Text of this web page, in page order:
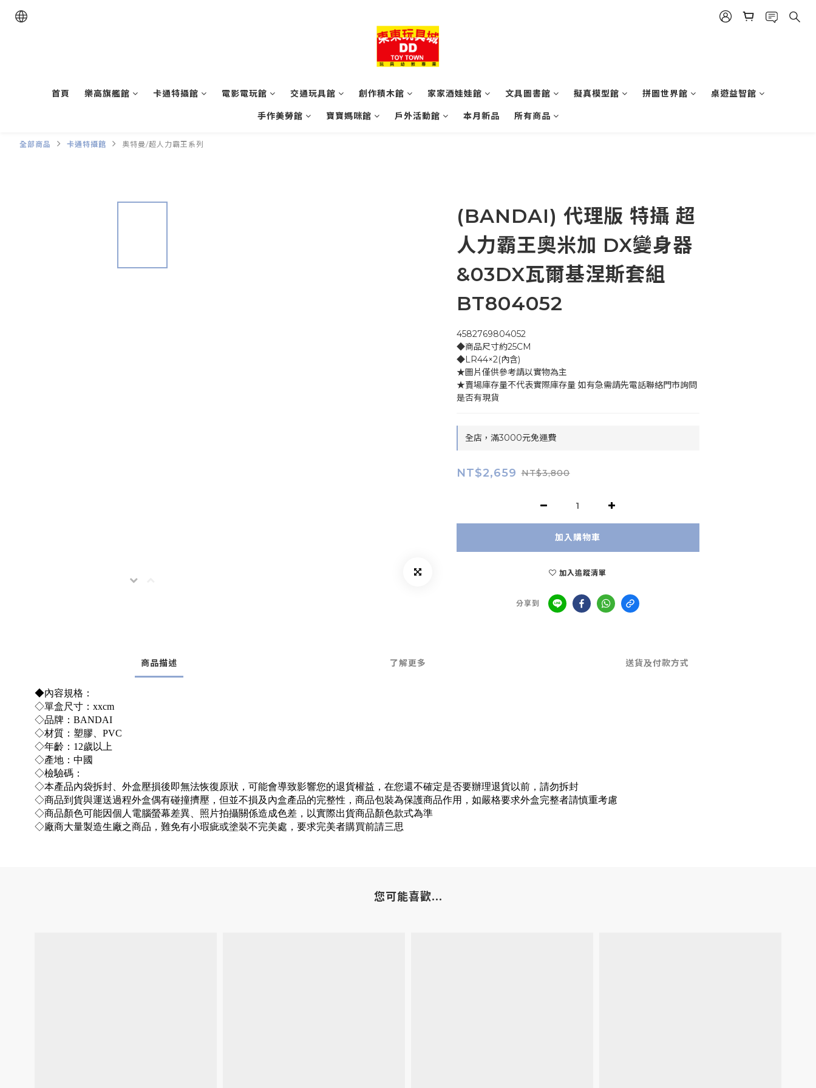
首頁 樂高旗艦館 卡通特攝館 電影電玩館 交通玩具館 創作積木館 家家酒娃娃館 文具圖書館 擬真模型館 拼圖世界館 桌遊益智館
手作美勞館 寶寶媽咪館 戶外活動館 本月新品 所有商品
全部商品 卡通特攝館 奧特曼/超人力霸王系列
(BANDAI) 代理版 特攝 超
人力霸王奧米加 DX變身器
&03DX瓦爾基涅斯套組
BT804052
4582769804052
◆商品尺寸約25CM
◆LR44×2(內含)
★圖片僅供參考請以實物為主
★賣場庫存量不代表實際庫存量 如有急需請先電話聯絡門市詢問
是否有現貨
全店，滿3000元免運費
NT$2,659 NT$3,800
加入購物車
加入追蹤清單
分享到
商品描述 了解更多 送貨及付款方式
◆內容規格：
◇單盒尺寸：xxcm
◇品牌：BANDAI
◇材質：塑膠、PVC
◇年齡：12歲以上
◇產地：中國
◇檢驗碼：
◇本產品內袋拆封、外盒壓損後即無法恢復原狀，可能會導致影響您的退貨權益，在您還不確定是否要辦理退貨以前，請勿拆封
◇商品到貨與運送過程外盒偶有碰撞擠壓，但並不損及內盒產品的完整性，商品包裝為保護商品作用，如嚴格要求外盒完整者請慎重考慮
◇商品顏色可能因個人電腦螢幕差異、照片拍攝關係造成色差，以實際出貨商品顏色款式為準
◇廠商大量製造生廠之商品，難免有小瑕疵或塗裝不完美處，要求完美者購買前請三思
您可能喜歡...